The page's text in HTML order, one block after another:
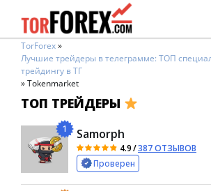
TorForex»
Лучшие трейдеры в телеграмме: ТОП
трейдингу в ТГ
»Tokenmarket
ТОП ТРЕЙДЕРЫ
1 Samorph
4.9/387 ОТЗЫВОВ
Проверен